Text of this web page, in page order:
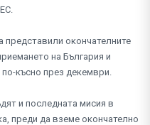
представили окончателните
на България и
късно през декември.
и последната мисия в
преди да вземе окончателно